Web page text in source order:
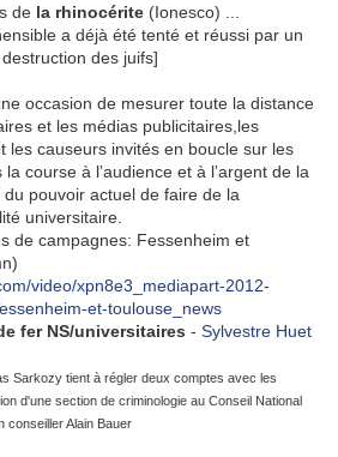
de la rhinocérite (Ionesco) ...
a déjà été tenté et réussi par un
des juifs]
occasion de mesurer toute la distance
et les médias publicitaires,les
les causeurs invités en boucle sur les
course à l’audience et à l’argent de la
pouvoir actuel de faire de la
universitaire.
de campagnes: Fessenheim et
video/xpn8e3_mediapart-2012-
et-toulouse_news
fer NS/universitaires - Sylvestre Huet
Sarkozy tient à régler deux comptes avec les
d'une section de criminologie au Conseil National
conseiller Alain Bauer